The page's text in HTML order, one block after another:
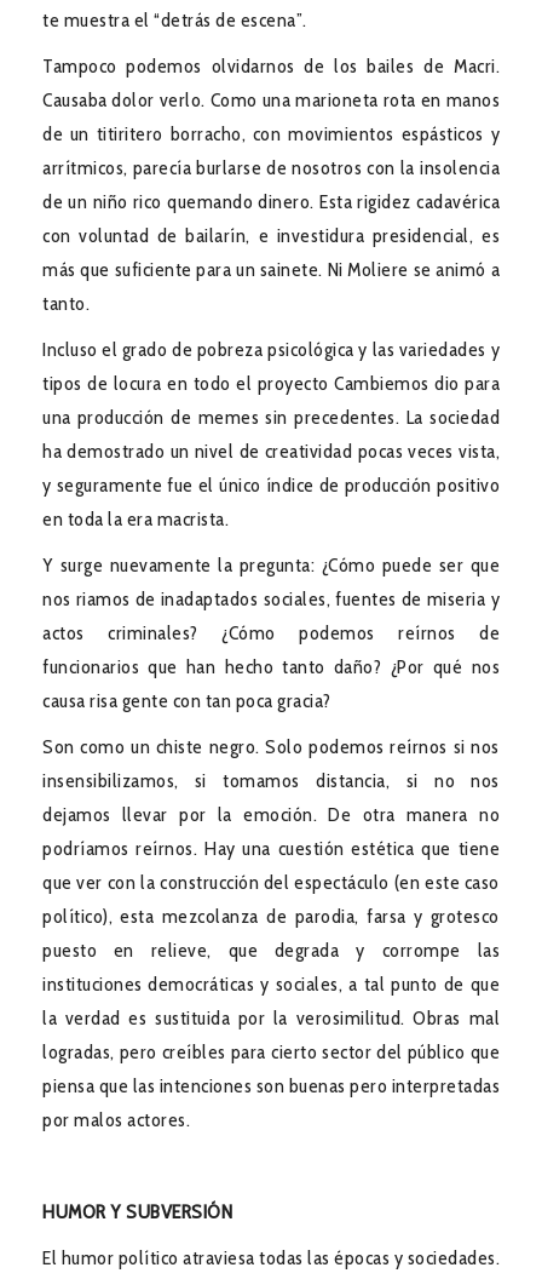
te muestra el “detrás de escena”.
Tampoco podemos olvidarnos de los bailes de Macri.
Causaba dolor verlo. Como una marioneta rota en manos
de un titiritero borracho, con movimientos espásticos y
arrítmicos, parecía burlarse de nosotros con la insolencia
de un niño rico quemando dinero. Esta rigidez cadavérica
con voluntad de bailarín, e investidura presidencial, es
más que suficiente para un sainete. Ni Moliere se animó a
tanto.
Incluso el grado de pobreza psicológica y las variedades y
tipos de locura en todo el proyecto Cambiemos dio para
una producción de memes sin precedentes. La sociedad
ha demostrado un nivel de creatividad pocas veces vista,
y seguramente fue el único índice de producción positivo
en toda la era macrista.
Y surge nuevamente la pregunta: ¿Cómo puede ser que
nos riamos de inadaptados sociales, fuentes de miseria y
actos criminales? ¿Cómo podemos reírnos de
funcionarios que han hecho tanto daño? ¿Por qué nos
causa risa gente con tan poca gracia?
Son como un chiste negro. Solo podemos reírnos si nos
insensibilizamos, si tomamos distancia, si no nos
dejamos llevar por la emoción. De otra manera no
podríamos reírnos. Hay una cuestión estética que tiene
que ver con la construcción del espectáculo (en este caso
político), esta mezcolanza de parodia, farsa y grotesco
puesto en relieve, que degrada y corrompe las
instituciones democráticas y sociales, a tal punto de que
la verdad es sustituida por la verosimilitud. Obras mal
logradas, pero creíbles para cierto sector del público que
piensa que las intenciones son buenas pero interpretadas
por malos actores.
HUMOR Y SUBVERSIÓN
El humor político atraviesa todas las épocas y sociedades.